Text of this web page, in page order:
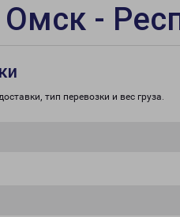
Омск -
тип перевозки и вес груза.